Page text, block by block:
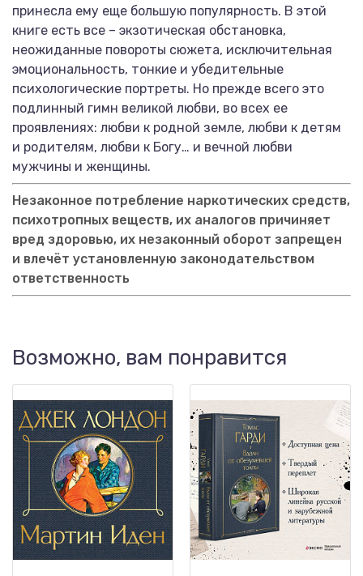
принесла ему еще большую популярность. В этой
книге есть все – экзотическая обстановка,
неожиданные повороты сюжета, исключительная
эмоциональность, тонкие и убедительные
психологические портреты. Но прежде всего это
подлинный гимн великой любви, во всех ее
проявлениях: любви к родной земле, любви к детям
и родителям, любви к Богу… и вечной любви
мужчины и женщины.
Незаконное потребление наркотических средств,
психотропных веществ, их аналогов причиняет
вред здоровью, их незаконный оборот запрещен
и влечёт установленную законодательством
ответственность
Возможно, вам понравится